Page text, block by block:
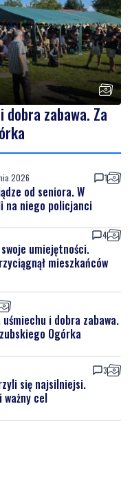
zabawa. Za
2026
od seniora. W
na niego policjanci
4
umiejętności.
mieszkańców
i dobra zabawa.
Ogórka
3
się najsilniejsi.